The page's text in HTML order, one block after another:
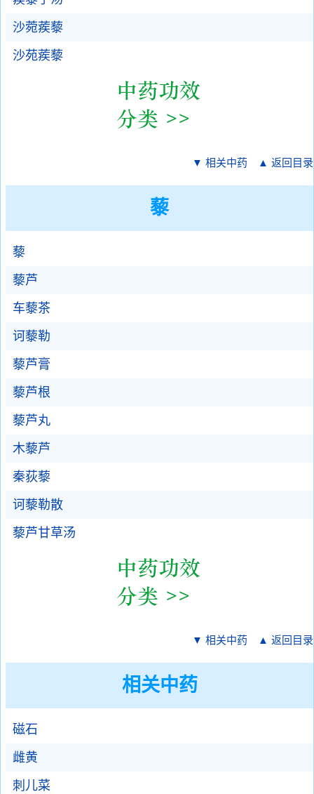
沙菀蒺藜
沙苑蒺藜
▼ 相关中药 ▲ 返回目录
藜
藜
藜芦
车藜茶
诃藜勒
藜芦膏
藜芦根
藜芦丸
木藜芦
秦荻藜
诃藜勒散
藜芦甘草汤
▼ 相关中药 ▲ 返回目录
相关中药
磁石
雌黄
刺儿菜